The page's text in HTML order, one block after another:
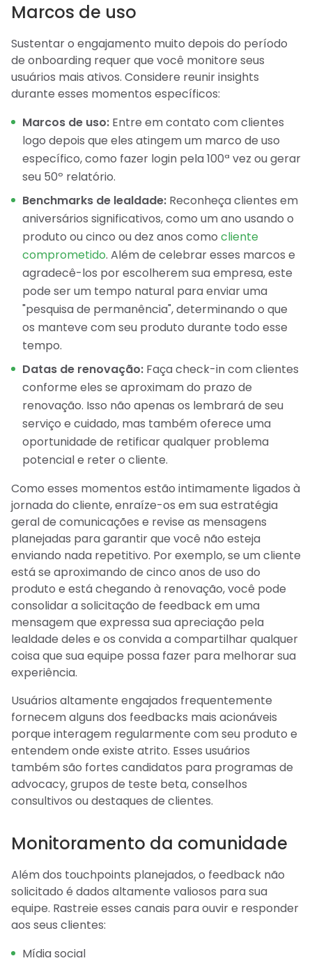
Marcos de uso
Sustentar o engajamento muito depois do período
de onboarding requer que você monitore seus
usuários mais ativos. Considere reunir insights
durante esses momentos específicos:
Marcos de uso: Entre em contato com clientes
logo depois que eles atingem um marco de uso
específico, como fazer login pela 100ª vez ou gerar
seu 50º relatório.
Benchmarks de lealdade: Reconheça clientes em
aniversários significativos, como um ano usando o
produto ou cinco ou dez anos como cliente
comprometido. Além de celebrar esses marcos e
agradecê-los por escolherem sua empresa, este
pode ser um tempo natural para enviar uma
"pesquisa de permanência", determinando o que
os manteve com seu produto durante todo esse
tempo.
Datas de renovação: Faça check-in com clientes
conforme eles se aproximam do prazo de
renovação. Isso não apenas os lembrará de seu
serviço e cuidado, mas também oferece uma
oportunidade de retificar qualquer problema
potencial e reter o cliente.
Como esses momentos estão intimamente ligados à
jornada do cliente, enraíze-os em sua estratégia
geral de comunicações e revise as mensagens
planejadas para garantir que você não esteja
enviando nada repetitivo. Por exemplo, se um cliente
está se aproximando de cinco anos de uso do
produto e está chegando à renovação, você pode
consolidar a solicitação de feedback em uma
mensagem que expressa sua apreciação pela
lealdade deles e os convida a compartilhar qualquer
coisa que sua equipe possa fazer para melhorar sua
experiência.
Usuários altamente engajados frequentemente
fornecem alguns dos feedbacks mais acionáveis
porque interagem regularmente com seu produto e
entendem onde existe atrito. Esses usuários
também são fortes candidatos para programas de
advocacy, grupos de teste beta, conselhos
consultivos ou destaques de clientes.
Monitoramento da comunidade
Além dos touchpoints planejados, o feedback não
solicitado é dados altamente valiosos para sua
equipe. Rastreie esses canais para ouvir e responder
aos seus clientes:
Mídia social